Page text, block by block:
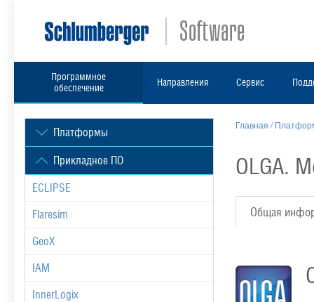
Программное
обеспечение
Направления Сервис
Платформы
Прикладное ПО
ECLIPSE
Flaresim
GeoX
IAM
InnerLogix
Главная /
OLGA.
Общая